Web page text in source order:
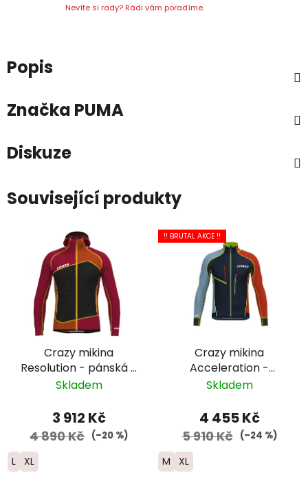
Nevíte si rady? Rádi vám poradíme.
Popis
Značka PUMA
Diskuze
Související produkty
Crazy mikina
Resolution - pánská -
černá/
Skladem
3 912 Kč
4 890 Kč (–20 %)
L XL
!! BRUTAL AKCE !!
Crazy mikina
Acceleration -
pánská -
modrá
Skladem
4 455 Kč
5 910 Kč (–24 %)
M XL